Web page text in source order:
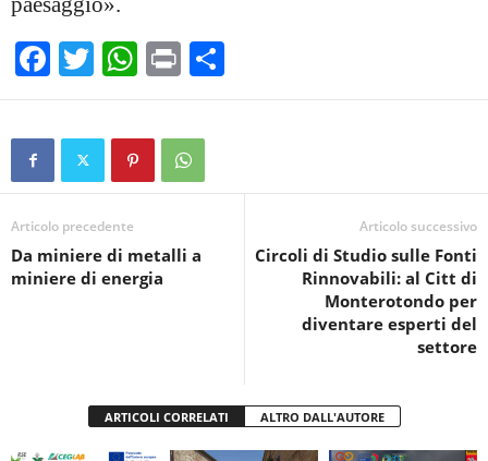
F
a
c
b
o
o
T
wi
tt
W
h
at
s
A
p
Pr
in
t
o
vi
Articolo precedente
Da miniere di metalli a
miniere di energia
Articolo successivo
Circoli di Studio sulle Fonti
Rinnovabili: al Citt di
Monterotondo per
diventare esperti del
settore
ARTICOLI CORRELATI ALTRO DALL'AUTORE